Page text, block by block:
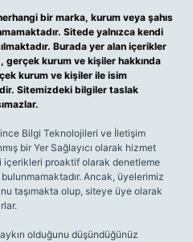
bir marka, kurum veya şahıs
Sitede yalnızca kendi
Burada yer alan içerikler
gerçek kurum ve kişiler hakkında
kurum ve kişiler ile isim
Sitemizdeki bilgiler taslak
Bilgi Teknolojileri ve İletişim
bir Yer Sağlayıcı olarak hizmet
içerikleri proaktif olarak denetleme
Ancak, üyelerimiz
taşımakta olup, siteye üye olarak
olduğunu düşündüğünüz